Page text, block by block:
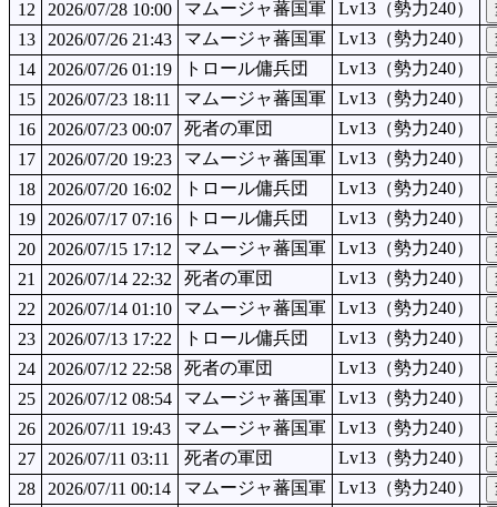
12
2026/07/28 10:00 マムージャ蕃国軍
Lv13（勢力240）
13
2026/07/26 21:43 マムージャ蕃国軍
Lv13（勢力240）
14
2026/07/26 01:19 トロール傭兵団
Lv13（勢力240）
15
2026/07/23 18:11 マムージャ蕃国軍
Lv13（勢力240）
16
2026/07/23 00:07 死者の軍団
Lv13（勢力240）
17
2026/07/20 19:23 マムージャ蕃国軍
Lv13（勢力240）
18
2026/07/20 16:02 トロール傭兵団
Lv13（勢力240）
19
2026/07/17 07:16 トロール傭兵団
Lv13（勢力240）
20
2026/07/15 17:12 マムージャ蕃国軍
Lv13（勢力240）
21
2026/07/14 22:32 死者の軍団
Lv13（勢力240）
22
2026/07/14 01:10 マムージャ蕃国軍
Lv13（勢力240）
23
2026/07/13 17:22 トロール傭兵団
Lv13（勢力240）
24
2026/07/12 22:58 死者の軍団
Lv13（勢力240）
25
2026/07/12 08:54 マムージャ蕃国軍
Lv13（勢力240）
26
2026/07/11 19:43 マムージャ蕃国軍
Lv13（勢力240）
27
2026/07/11 03:11 死者の軍団
Lv13（勢力240）
28
2026/07/11 00:14 マムージャ蕃国軍
Lv13（勢力240）